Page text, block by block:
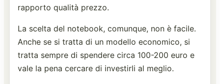
rapporto qualità prezzo.
La scelta del notebook, comunque, non è facile.
Anche se si tratta di un modello economico, si
tratta sempre di spendere circa 100-200 euro e
vale la pena cercare di investirli al meglio.